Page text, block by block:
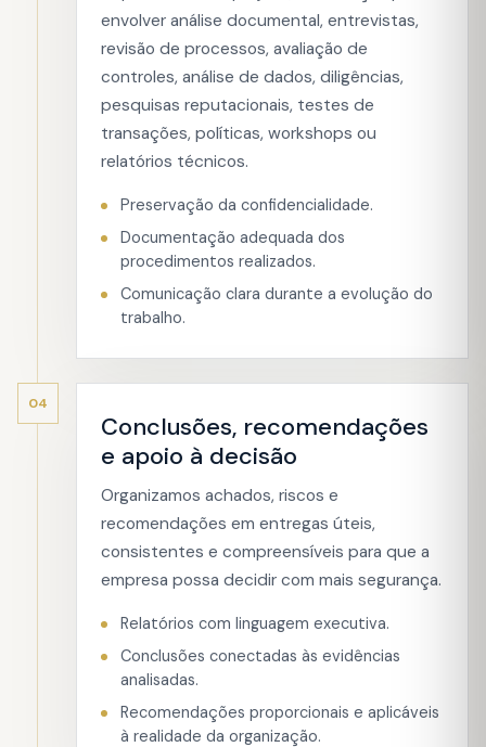
envolver análise documental, entrevistas,
revisão de processos, avaliação de
controles, análise de dados, diligências,
pesquisas reputacionais, testes de
transações, políticas, workshops ou
relatórios técnicos.
Preservação da confidencialidade.
Documentação adequada dos
procedimentos realizados.
Comunicação clara durante a evolução do
trabalho.
04
Conclusões, recomendações
e apoio à decisão
Organizamos achados, riscos e
recomendações em entregas úteis,
consistentes e compreensíveis para que a
empresa possa decidir com mais segurança.
Relatórios com linguagem executiva.
Conclusões conectadas às evidências
analisadas.
Recomendações proporcionais e aplicáveis
à realidade da organização.